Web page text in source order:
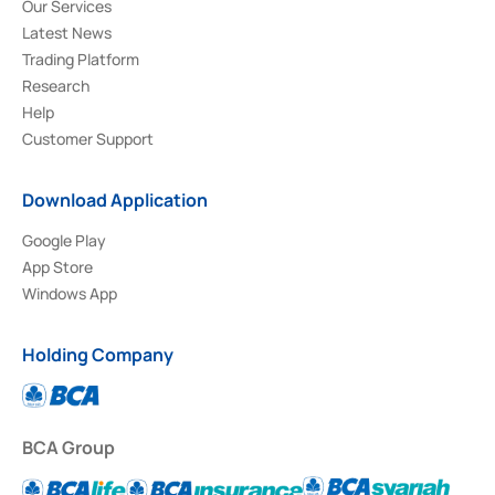
Our Services
Latest News
Trading Platform
Research
Help
Customer Support
Download Application
Google Play
App Store
Windows App
Holding Company
BCA Group